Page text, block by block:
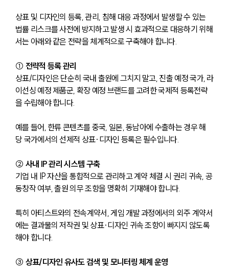
상표 및 디자인의 등록, 관리, 침해 대응 과정에서 발생할 수 있는
법률 리스크를 사전에 방지하고 발생 시 효과적으로 대응하기 위해
서는 아래와 같은 전략을 체계적으로 구축해야 합니다.
① 전략적 등록 관리
상표/디자인은 단순히 국내 출원에 그치지 말고, 진출 예정 국가, 라
이선싱 예정 제품군, 확장 예정 브랜드를 고려한 국제적 등록전략
을 수립해야 합니다.
예를 들어, 한류 콘텐츠를 중국, 일본, 동남아에 수출하는 경우 해
당 국가에서의 선제적 상표·디자인 등록은 필수입니다.
② 사내 IP 관리 시스템 구축
기업 내 IP 자산을 통합적으로 관리하고 계약 체결 시 권리 귀속, 공
동창작 여부, 출원 의무 조항을 명확히 기재해야 합니다.
특히 아티스트와의 전속계약서, 게임 개발 과정에서의 외주 계약서
에는 결과물의 저작권 및 상표·디자인 귀속 조항이 빠지지 않도록
해야 합니다.
③ 상표/디자인 유사도 검색 및 모니터링 체계 운영